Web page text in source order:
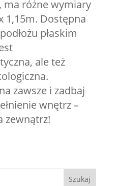
ma różne wymiary
1,15m. Dostępna
płaskim
ale też
zawsze i zadbaj
wnętrz –
zewnątrz!